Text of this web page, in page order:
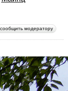
сообщить модератору